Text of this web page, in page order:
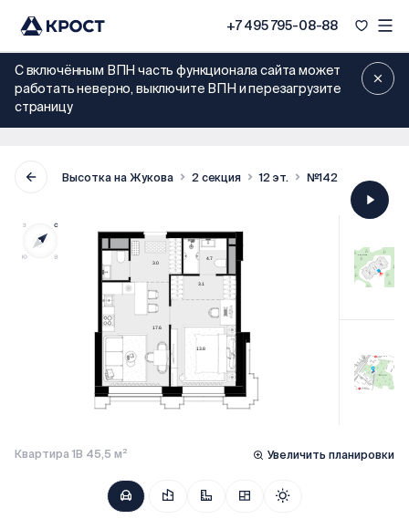
+7 495 795-08-88
С включённым ВПН часть функционала сайта может
работать неверно, выключите ВПН и перезагрузите
страницу
Высотка на Жукова 2 секция 12 эт. №142
Квартира 1В 45,5 м² Увеличить планировки
50